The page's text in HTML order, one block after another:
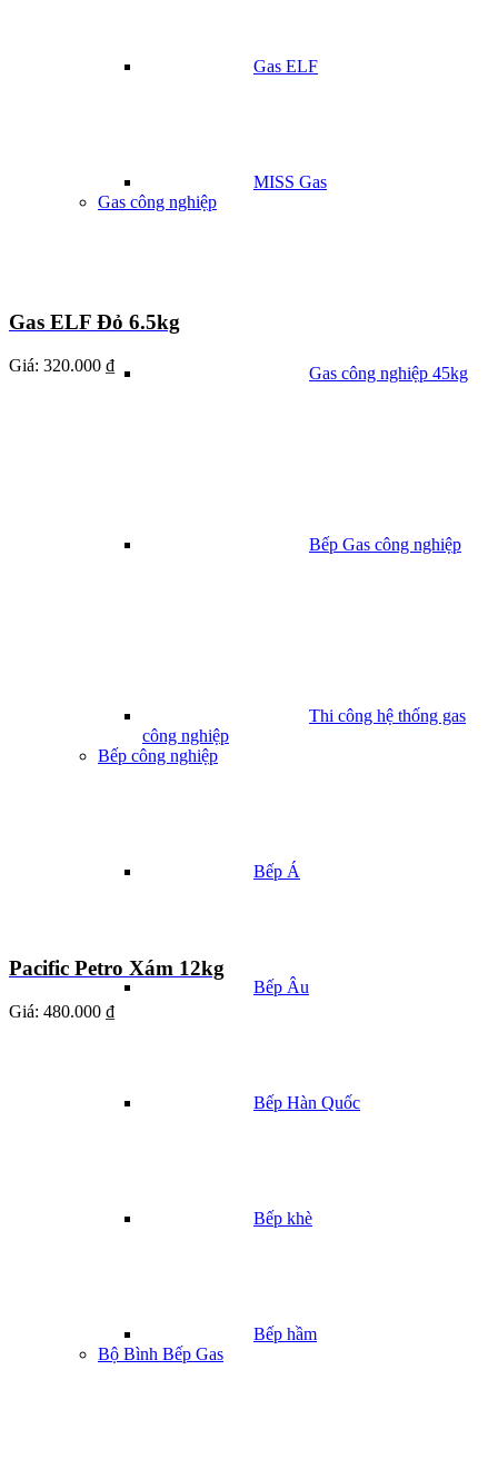
Gas ELF
MISS Gas
Gas công nghiệp
Gas công nghiệp 45kg
Bếp Gas công nghiệp
Thi công hệ thống gas
công nghiệp
Bếp công nghiệp
Bếp Á
Bếp Âu
Bếp Hàn Quốc
Bếp khè
Bếp hầm
Bộ Bình Bếp Gas
Gas ELF Đỏ 6.5kg
Giá: 320.000 ₫
Pacific Petro Xám 12kg
Giá: 480.000 ₫